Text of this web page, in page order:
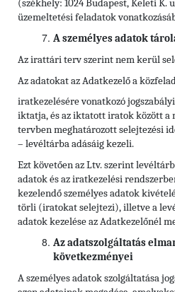
(székhely: 1024 Budapest, Keleti K.
üzemeltetési feladatok
A személyes adatok
Az irattári terv szerint nem kerül
Az adatokat az Adatkezelő a
iratkezelésére vonatkozó
iktatja, és az iktatott iratok között
tervben meghatározott selejtezési
– levéltárba adásáig kezeli.
Ezt követően az Ltv. szerint
adatok és az iratkezelési
kezelendő személyes adatok
törli (iratokat selejtezi), illetve a
adatok kezelése az Adatkezelőnél
Az adatszolgáltatás
következményei
A személyes adatok szolgáltatása